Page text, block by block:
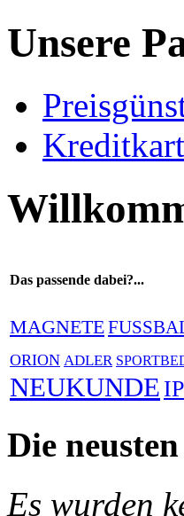
Unsere
Das passende dabei?...
MAGNETE
ORION ADLER
NEUKUNDE
Die
Es wurden